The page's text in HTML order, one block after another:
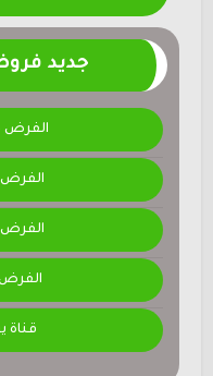
جديد
الفرض 4-المرحلة الرابعة
الفرض 3-المرحلة الثالثة
الفرض 2-المرحلة الثانية
الفرض 1-المرحلة
قناة